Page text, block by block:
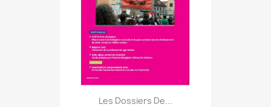
Les Dossiers De...